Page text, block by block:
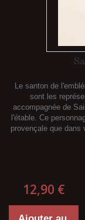
Le santon de
sont les
accompagnée de
l'étable. Ce
provençale que
12,90 €